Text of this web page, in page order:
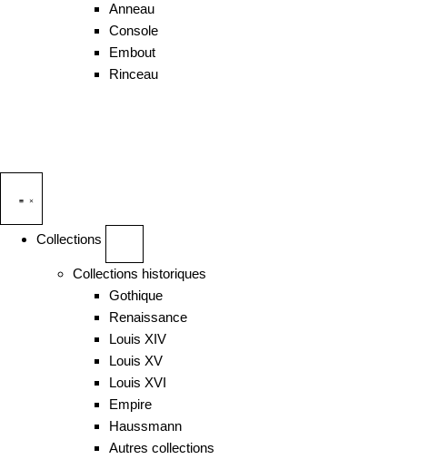
Anneau
Console
Embout
Rinceau
Collections
Collections historiques
Gothique
Renaissance
Louis XIV
Louis XV
Louis XVI
Empire
Haussmann
Autres collections